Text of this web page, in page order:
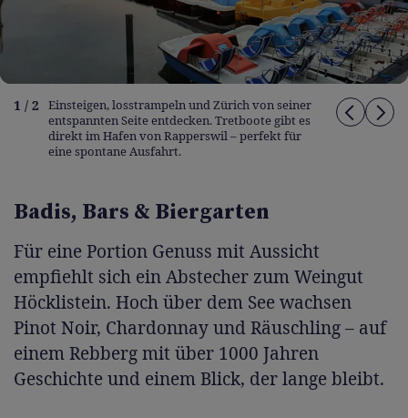
1 / 2
Einsteigen, losstrampeln und Zürich von seiner
entspannten Seite entdecken. Tretboote gibt es
direkt im Hafen von Rapperswil – perfekt für
eine spontane Ausfahrt.
Badis, Bars & Biergarten
Für eine Portion Genuss mit Aussicht
empfiehlt sich ein Abstecher zum Weingut
Höcklistein. Hoch über dem See wachsen
Pinot Noir, Chardonnay und Räuschling – auf
einem Rebberg mit über 1000 Jahren
Geschichte und einem Blick, der lange bleibt.